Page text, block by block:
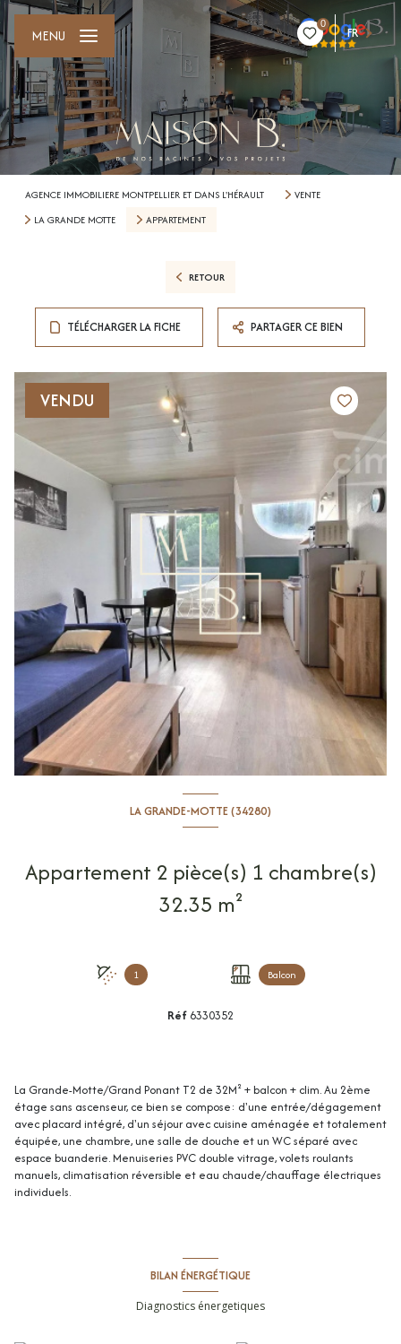
0
FR
MENU
AGENCE IMMOBILIERE MONTPELLIER ET DANS L'HÉRAULT
VENTE
LA GRANDE MOTTE
APPARTEMENT
RETOUR
TÉLÉCHARGER LA FICHE PARTAGER CE BIEN
VENDU
LA GRANDE-MOTTE (34280)
Appartement 2 pièce(s) 1 chambre(s)
32.35 m²
1 Balcon
Réf 6330352
La Grande-Motte/Grand Ponant T2 de 32M² + balcon + clim. Au 2ème
étage sans ascenseur, ce bien se compose: d'une entrée/dégagement
avec placard intégré, d'un séjour avec cuisine aménagée et totalement
équipée, une chambre, une salle de douche et un WC séparé avec
espace buanderie. Menuiseries PVC double vitrage, volets roulants
manuels, climatisation réversible et eau chaude/chauffage électriques
individuels.
BILAN ÉNERGÉTIQUE
Diagnostics énergetiques